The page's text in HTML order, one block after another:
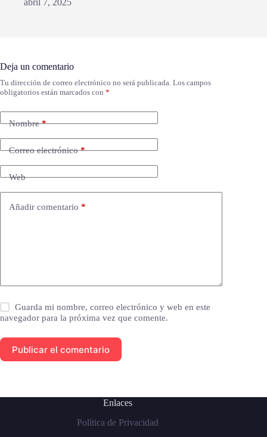
abril 7, 2025
Deja un comentario
Tu dirección de correo electrónico no será publicada. Los campos
obligatorios están marcados con *
Nombre*
Correo electrónico*
Web
Añadir comentario *
Guarda mi nombre, correo electrónico y web en este
navegador para la próxima vez que comente.
Publicar el comentario
Enlaces
Política de Privacidad